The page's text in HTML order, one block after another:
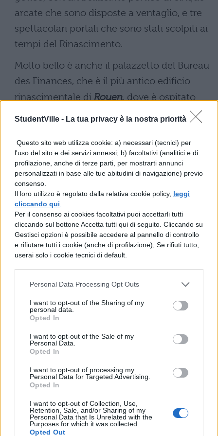
StudentVille - La tua privacy è la nostra priorità
Questo sito web utilizza cookie: a) necessari (tecnici) per
l'uso del sito e dei servizi annessi; b) facoltativi (analitici e di
profilazione, anche di terze parti, per mostrarti annunci
personalizzati in base alle tue abitudini di navigazione) previo
consenso.
Il loro utilizzo è regolato dalla relativa cookie policy, leggi
cliccando qui
Per il consenso ai cookies facoltativi puoi accettarli tutti
cliccando sul bottone Accetta tutti qui di seguito. Cliccando su
Gestisci opzioni è possibile accedere al pannello di controllo
e rifiutare tutti i cookie (anche di profilazione); Se rifiuti tutto,
userai solo i cookie tecnici di default.
Personal Data Processing Opt Outs
I want to opt-out of the Sharing of my
personal data.
Opted In
I want to opt-out of the Sale of my
Personal Data.
Opted In
I want to opt-out of processing my
Personal Data for Targeted Advertising.
Opted In
I want to opt-out of Collection, Use,
Retention, Sale, and/or Sharing of my
Personal Data that Is Unrelated with the
Purposes for which it was collected.
Opted Out
arcate che sono disposte a ventaglio, e tre
spettacolari portali che sono stati scolpiti ai
tempi del Rinascimento.
Molto bello è anche il palazzetto del Bureau
des Finances, che è il più antico edificio
rinascimentale diRouen, dove è ospitato
l’ufficio del turismo. Altra bella chiesa, è
larga 137 metri ed alta 33 metri, con delle
grandiose vetrate che risalgono al XIV
secolo.
Da fare una visita anche alla piazza di
Vieux-Marché, una piazza storica, in quanto
il 30 maggio del 1341 fu arsa viva Giovanna
d’Arco, e la moderna chiesa che si trova in
questa piazza, è a lei intitolata dove viene
come il Museo Flaubert sulla Storia della
la Torre di Giovanna d’Arco, dove
quest’ultima venne processata e
minacciata di torture; il Museo delle Cere
“Giovanna d’Arco”; il Museo Pierre Corneille;
il Museo marittimo fluviale e portuale
caccia alla balena; il Museo di Belle Arti che